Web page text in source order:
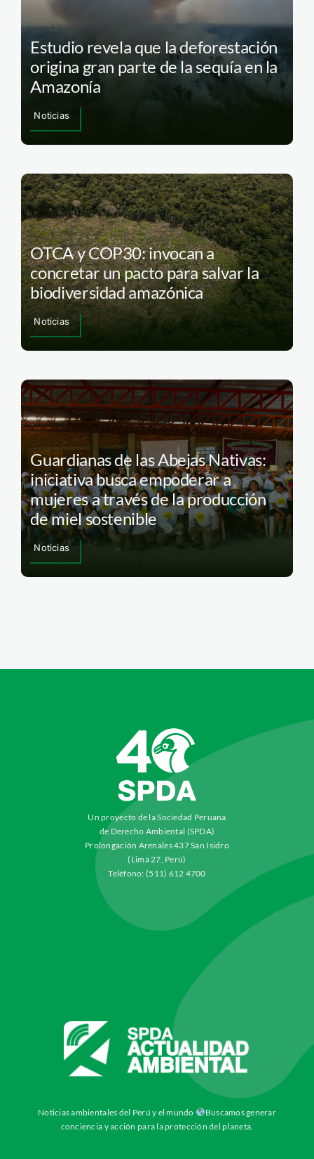
Estudio revela que la deforestación
origina gran parte de la sequía en la
Amazonía
Noticias
OTCA y COP30: invocan a
concretar un pacto para salvar la
biodiversidad amazónica
Noticias
Guardianas de las Abejas Nativas:
iniciativa busca empoderar a
mujeres a través de la producción
de miel sostenible
Noticias
Un proyecto de la Sociedad Peruana
de Derecho Ambiental (SPDA)
Prolongación Arenales 437 San Isidro
(Lima 27, Perú)
Teléfono: (511) 612 4700
Noticias ambientales del Perú y el mundo
Buscamos generar
conciencia y acción para la protección del planeta.